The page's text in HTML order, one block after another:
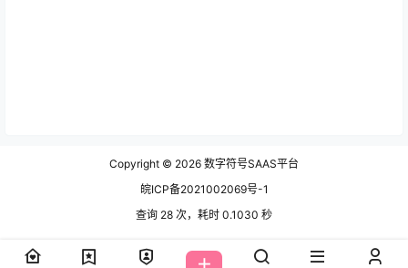
Copyright © 2026 数字符号SAAS平台
皖ICP备2021002069号-1
查询 28 次，耗时 0.1030 秒